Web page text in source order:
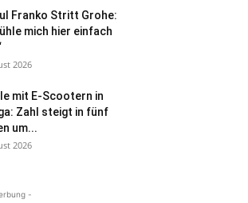
Franko Stritt Grohe:
mich hier einfach
2026
mit E-Scootern in
Zahl steigt in fünf
um...
2026
-